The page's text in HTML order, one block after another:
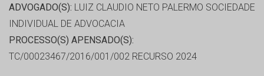
ADVOGADO(S): LUIZ CLAUDIO NETO PALERMO SOCIEDADE
INDIVIDUAL DE ADVOCACIA
PROCESSO(S) APENSADO(S):
TC/00023467/2016/001/002 RECURSO 2024